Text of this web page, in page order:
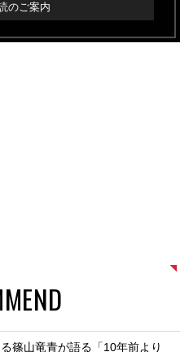
のご案内
篠山竜青が語る「10年前より